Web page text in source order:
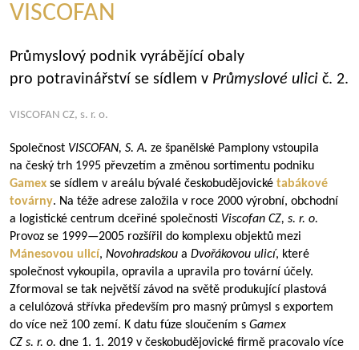
VISCOFAN
Průmyslový podnik vyrábějící obaly
pro potravinářství se sídlem v Průmyslové ulici č. 2.
VISCOFAN CZ, s. r. o.
Společnost VISCOFAN, S. A. ze španělské Pamplony vstoupila
na český trh 1995 převzetím a změnou sortimentu podniku
Gamex se sídlem v areálu bývalé českobudějovické tabákové
továrny. Na téže adrese založila v roce 2000 výrobní, obchodní
a logistické centrum dceřiné společnosti Viscofan CZ, s. r. o.
Provoz se 1999—2005 rozšířil do komplexu objektů mezi
Mánesovou ulicí, Novohradskou a Dvořákovou ulicí, které
společnost vykoupila, opravila a upravila pro tovární účely.
Zformoval se tak největší závod na světě produkující plastová
a celulózová střívka především pro masný průmysl s exportem
do více než 100 zemí. K datu fúze sloučením s Gamex
CZ s. r. o. dne 1. 1. 2019 v českobudějovické firmě pracovalo více